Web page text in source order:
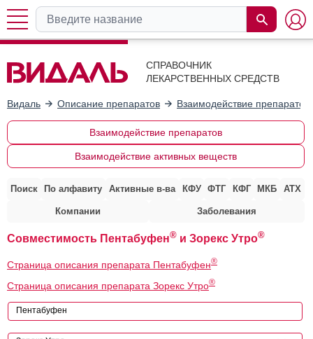
СПРАВОЧНИК
ЛЕКАРСТВЕННЫХ СРЕДСТВ
Видаль Описание препаратов Взаимодействие препаратов
Взаимодействие препаратов
Взаимодействие активных веществ
Поиск По алфавиту Активные в-ва КФУ ФТГ КФГ МКБ АТХ
Компании Заболевания
Совместимость Пентабуфен® и Зорекс Утро®
Страница описания препарата Пентабуфен®
Страница описания препарата Зорекс Утро®